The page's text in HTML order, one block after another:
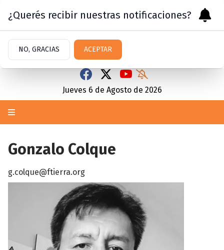
Jueves 6 de Agosto de 2026
Gonzalo Colque
g.colque@ftierra.org
¿Querés recibir nuestras notificaciones?
NO, GRACIAS ACEPTAR